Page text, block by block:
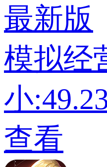
最新版
模拟经
小
查看